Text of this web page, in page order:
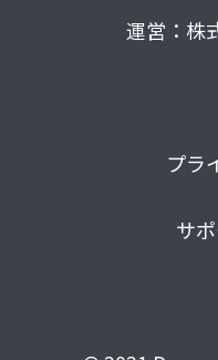
運営：株
プラ
サ